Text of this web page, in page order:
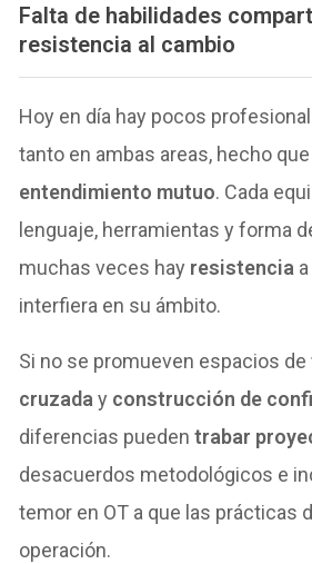
Falta de habilidades
resistencia al cambio
Hoy en día hay pocos
tanto en ambas areas, hecho que
entendimiento mutuo. Cada
lenguaje, herramientas y forma
muchas veces hay resistencia
interfiera en su ámbito.
Si no se promueven espacios de
cruzaday construcción de
diferencias puedentrabar
desacuerdos metodológicos e
temor en OT a que las prácticas
operación.